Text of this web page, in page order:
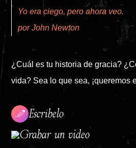
Yo era ciego, pero ahora veo.
por John Newton
¿Cuál es tu historia de gracia?
vida? Sea lo que sea, ¡queremos
Escríbelo
Grabar un video